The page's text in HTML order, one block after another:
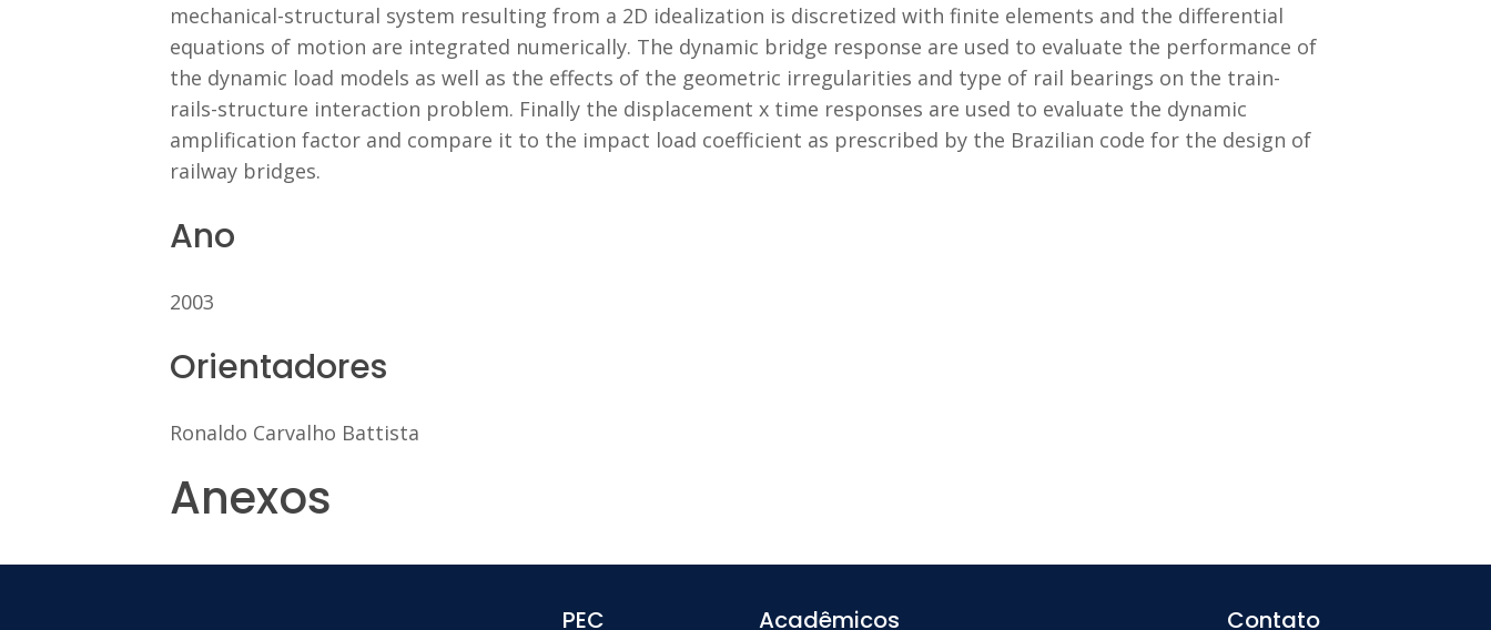
mechanical-structural system resulting from a 2D idealization is discretized with finite elements and the differential
equations of motion are integrated numerically. The dynamic bridge response are used to evaluate the performance of
the dynamic load models as well as the effects of the geometric irregularities and type of rail bearings on the train-
rails-structure interaction problem. Finally the displacement x time responses are used to evaluate the dynamic
amplification factor and compare it to the impact load coefficient as prescribed by the Brazilian code for the design of
railway bridges.
Ano
2003
Orientadores
Ronaldo Carvalho Battista
Anexos
PEC Acadêmicos Contato